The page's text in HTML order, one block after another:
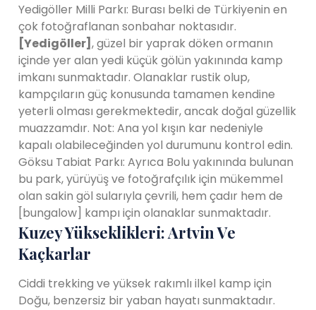
Yedigöller Milli Parkı: Burası belki de Türkiyenin en
çok fotoğraflanan sonbahar noktasıdır.
[Yedigöller], güzel bir yaprak döken ormanın
içinde yer alan yedi küçük gölün yakınında kamp
imkanı sunmaktadır. Olanaklar rustik olup,
kampçıların güç konusunda tamamen kendine
yeterli olması gerekmektedir, ancak doğal güzellik
muazzamdır. Not: Ana yol kışın kar nedeniyle
kapalı olabileceğinden yol durumunu kontrol edin.
Göksu Tabiat Parkı: Ayrıca Bolu yakınında bulunan
bu park, yürüyüş ve fotoğrafçılık için mükemmel
olan sakin göl sularıyla çevrili, hem çadır hem de
[bungalow] kampı için olanaklar sunmaktadır.
Kuzey Yükseklikleri: Artvin Ve
Kaçkarlar
Ciddi trekking ve yüksek rakımlı ilkel kamp için
Doğu, benzersiz bir yaban hayatı sunmaktadır.